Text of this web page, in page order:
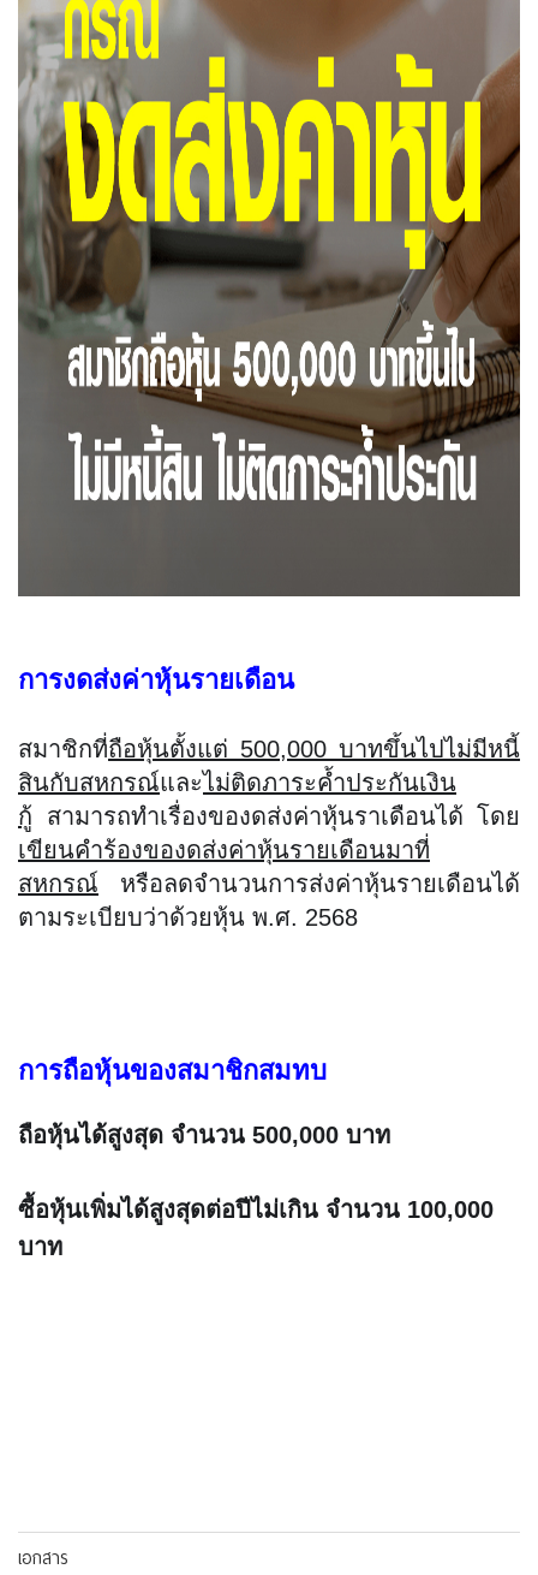
การงดส่งค่าหุ้นรายเดือน
สมาชิกที่ถือหุ้นตั้งแต่ 500,000 บาทขึ้นไปไม่มีหนี้
สินกับสหกรณ์และไม่ติดภาระค้ำประกันเงิน
กู้ สามารถทำเรื่องของดส่งค่าหุ้นราเดือนได้ โดย
เขียนคำร้องของดส่งค่าหุ้นรายเดือนมาที่
สหกรณ์ หรือลดจำนวนการส่งค่าหุ้นรายเดือนได้
ตามระเบียบว่าด้วยหุ้น พ.ศ. 2568
การถือหุ้นของสมาชิกสมทบ
ถือหุ้นได้สูงสุด จำนวน 500,000 บาท
ซื้อหุ้นเพิ่มได้สูงสุดต่อปีไม่เกิน จำนวน 100,000
บาท
เอกสาร